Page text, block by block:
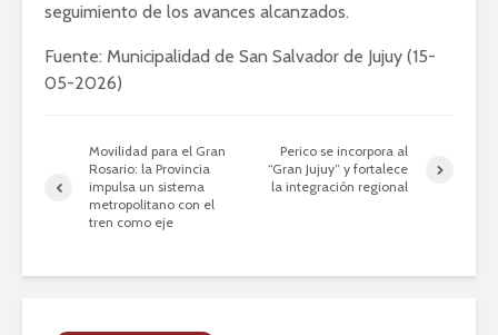
seguimiento de los avances alcanzados.
Fuente: Municipalidad de San Salvador de Jujuy (15-
05-2026)
Movilidad para el Gran
Rosario: la Provincia
impulsa un sistema
metropolitano con el
tren como eje
Perico se incorpora al
“Gran Jujuy” y fortalece
la integración regional